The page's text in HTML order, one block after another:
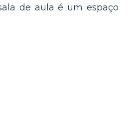
de aula é um espaço